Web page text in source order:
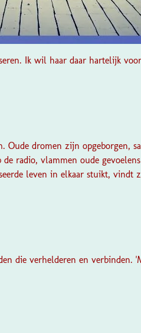
Ik wil haar daar hartelijk
Oude dromen zijn opgeborgen,
radio, vlammen oude
leven in elkaar stuikt, vindt
die verhelderen en verbinden.